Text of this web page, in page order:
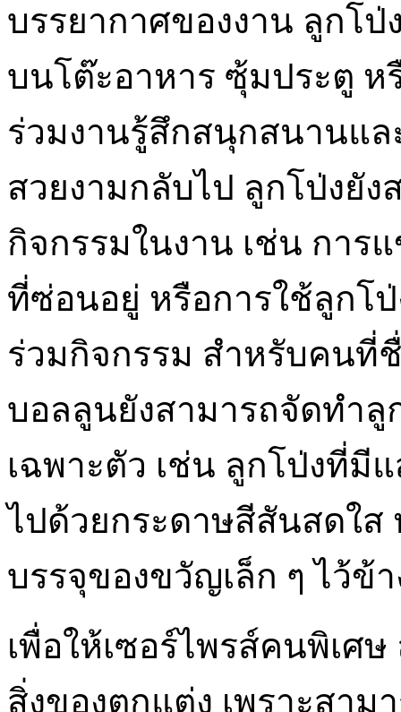
บรรยากาศของงาน ลูกโป่
บนโต๊ะอาหาร ซุ้มประตู
ร่วมงานรู้สึกสนุกสนานแ
สวยงามกลับไป ลูกโป่งยั
กิจกรรมในงาน เช่น การ
ที่ซ่อนอยู่ หรือการใช้ลูกโ
ร่วมกิจกรรม สำหรับคนที่
บอลลูนยังสามารถจัดทำ
เฉพาะตัว เช่น ลูกโป่งที่มี
ไปด้วยกระดาษสีสันสดใ
บรรจุของขวัญเล็ก ๆ ไว้ข้
เพื่อให้เซอร์ไพรส์คนพิเศ
สิ่งของตกแต่ง เพราะสาม